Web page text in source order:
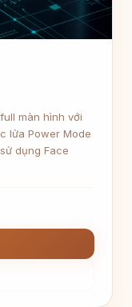
màn hình với
lửa Power Mode
dụng Face